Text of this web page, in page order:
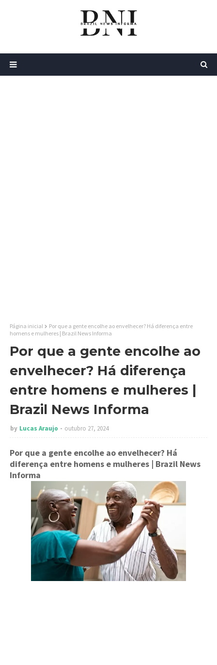
Página inicial
Por que a gente encolhe ao envelhecer? Há diferença entre
homens e mulheres | Brazil News Informa
Por que a gente encolhe ao
envelhecer? Há diferença
entre homens e mulheres |
Brazil News Informa
by Lucas Araujo outubro 27, 2024
Por que a gente encolhe ao envelhecer? Há
diferença entre homens e mulheres | Brazil News
Informa